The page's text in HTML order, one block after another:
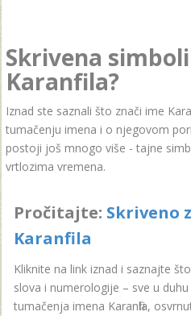
Skrivena
Karanfila?
Iznad ste saznali što znači ime
tumačenju imena i o njegovom
postoji još mnogo više - tajne
vrtlozima vremena.
Pročitajte: Skriveno
Karanfila
Kliknite na link iznad i saznajte
slova i numerologije – sve u
tumačenja imena Karanfila,